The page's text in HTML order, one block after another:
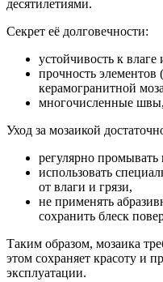
десятилетиями.
Секрет её долговечности:
устойчивость к влаге
прочность элементов
керамогранитной
многочисленные швы,
Уход за мозаикой
регулярно промывать
использовать
от влаги и грязи,
не применять
сохранить блеск
Таким образом, мозаика
этом сохраняет красоту и
эксплуатации.